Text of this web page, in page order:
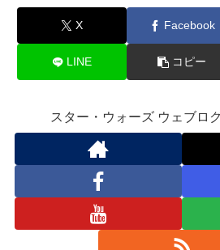
X Facebook
LINE コピー
スター・ウォーズ ウェブロ